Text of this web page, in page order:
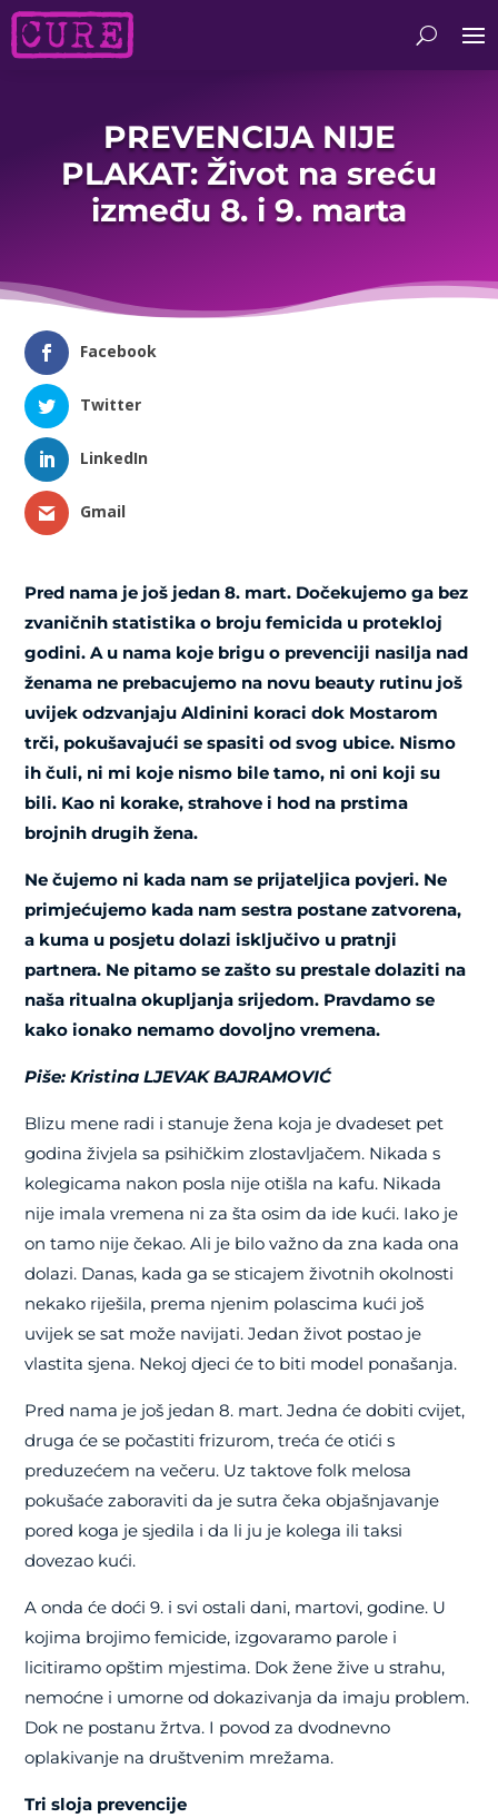
PREVENCIJA NIJE
PLAKAT: Život na sreću
između 8. i 9. marta
Facebook
Twitter
LinkedIn
Gmail
Pred nama je još jedan 8. mart. Dočekujemo ga bez
zvaničnih statistika o broju femicida u protekloj
godini. A u nama koje brigu o prevenciji nasilja nad
ženama ne prebacujemo na novu beauty rutinu još
uvijek odzvanjaju Aldinini koraci dok Mostarom
trči, pokušavajući se spasiti od svog ubice. Nismo
ih čuli, ni mi koje nismo bile tamo, ni oni koji su
bili. Kao ni korake, strahove i hod na prstima
brojnih drugih žena.
Ne čujemo ni kada nam se prijateljica povjeri. Ne
primjećujemo kada nam sestra postane zatvorena,
a kuma u posjetu dolazi isključivo u pratnji
partnera. Ne pitamo se zašto su prestale dolaziti na
naša ritualna okupljanja srijedom. Pravdamo se
kako ionako nemamo dovoljno vremena.
Piše: Kristina LJEVAK BAJRAMOVIĆ
Blizu mene radi i stanuje žena koja je dvadeset pet
godina živjela sa psihičkim zlostavljačem. Nikada s
kolegicama nakon posla nije otišla na kafu. Nikada
nije imala vremena ni za šta osim da ide kući. Iako je
on tamo nije čekao. Ali je bilo važno da zna kada ona
dolazi. Danas, kada ga se sticajem životnih okolnosti
nekako riješila, prema njenim polascima kući još
uvijek se sat može navijati. Jedan život postao je
vlastita sjena. Nekoj djeci će to biti model ponašanja.
Pred nama je još jedan 8. mart. Jedna će dobiti cvijet,
druga će se počastiti frizurom, treća će otići s
preduzećem na večeru. Uz taktove folk melosa
pokušaće zaboraviti da je sutra čeka objašnjavanje
pored koga je sjedila i da li ju je kolega ili taksi
dovezao kući.
A onda će doći 9. i svi ostali dani, martovi, godine. U
kojima brojimo femicide, izgovaramo parole i
licitiramo opštim mjestima. Dok žene žive u strahu,
nemoćne i umorne od dokazivanja da imaju problem.
Dok ne postanu žrtva. I povod za dvodnevno
oplakivanje na društvenim mrežama.
Tri sloja prevencije